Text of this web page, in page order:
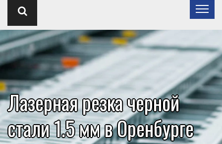
Лазерная резка черной
стали 1.5 мм в Оренбурге